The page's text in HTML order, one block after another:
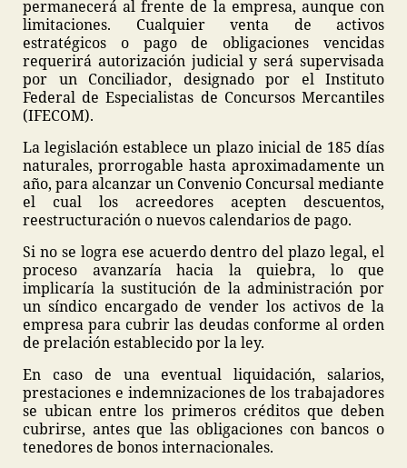
permanecerá al frente de la empresa, aunque con
limitaciones. Cualquier venta de activos
estratégicos o pago de obligaciones vencidas
requerirá autorización judicial y será supervisada
por un Conciliador, designado por el Instituto
Federal de Especialistas de Concursos Mercantiles
(IFECOM).
La legislación establece un plazo inicial de 185 días
naturales, prorrogable hasta aproximadamente un
año, para alcanzar un Convenio Concursal mediante
el cual los acreedores acepten descuentos,
reestructuración o nuevos calendarios de pago.
Si no se logra ese acuerdo dentro del plazo legal, el
proceso avanzaría hacia la quiebra, lo que
implicaría la sustitución de la administración por
un síndico encargado de vender los activos de la
empresa para cubrir las deudas conforme al orden
de prelación establecido por la ley.
En caso de una eventual liquidación, salarios,
prestaciones e indemnizaciones de los trabajadores
se ubican entre los primeros créditos que deben
cubrirse, antes que las obligaciones con bancos o
tenedores de bonos internacionales.